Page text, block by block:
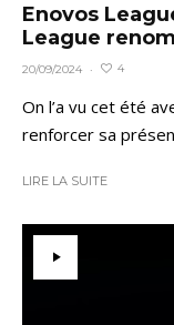
Enovos
League
20/09/2024 · 4
On l’a vu cet été
renforcer sa
LIRE LA SUITE